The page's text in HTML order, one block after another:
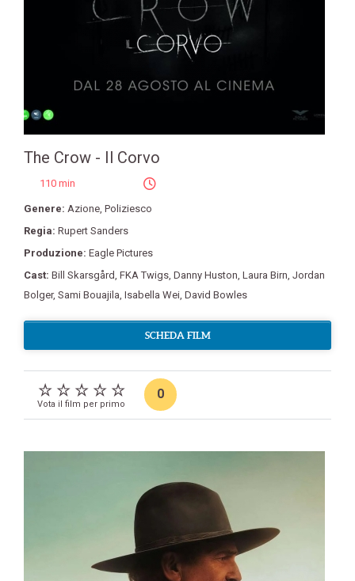
The Crow - Il Corvo
110 min
Genere: Azione, Poliziesco
Regia: Rupert Sanders
Produzione: Eagle Pictures
Cast: Bill Skarsgård, FKA Twigs, Danny Huston, Laura Birn, Jordan
Bolger, Sami Bouajila, Isabella Wei, David Bowles
SCHEDA FILM
Vota il film per primo
0